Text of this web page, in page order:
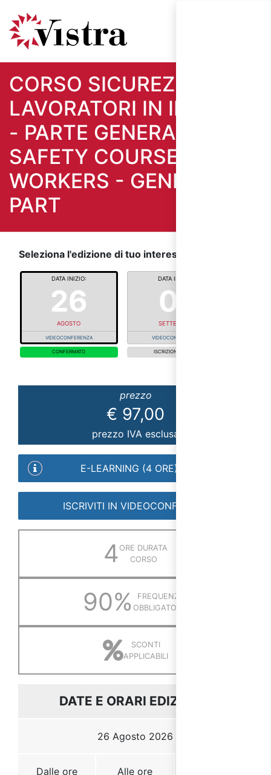
CORSO SICUREZZA
LAVORATORI IN INGLESE
- PARTE GENERALE /
SAFETY COURSE FOR
WORKERS - GENERAL
PART